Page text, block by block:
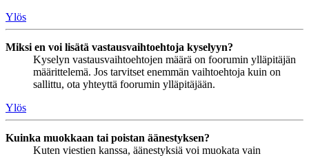
Ylös
Miksi en voi lisätä vastausvaihtoehtoja kyselyyn?
Kyselyn vastausvaihtoehtojen määrä on foorumin ylläpitäjän
määrittelemä. Jos tarvitset enemmän vaihtoehtoja kuin on
sallittu, ota yhteyttä foorumin ylläpitäjään.
Ylös
Kuinka muokkaan tai poistan äänestyksen?
Kuten viestien kanssa, äänestyksiä voi muokata vain